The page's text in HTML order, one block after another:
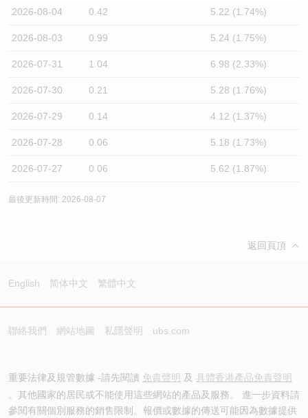
2026-08-04 0.42 5.22 (1.74%)
2026-08-03 0.99 5.24 (1.75%)
2026-07-31 1.04 6.98 (2.33%)
2026-07-30 0.21 5.28 (1.76%)
2026-07-29 0.14 4.12 (1.37%)
2026-07-28 0.06 5.18 (1.73%)
2026-07-27 0.06 5.62 (1.87%)
最後更新時間: 2026-08-07
返回頁頂
English 简体中文 繁體中文
聯絡我們 網站地圖 私隱聲明 ubs.com
重要法律及規管數據 -請先閱讀 免責聲明 及 具體香港產品免責聲明
。其他國家的居民或不能使用這些網站的產品及服務。 進一步資料請
參閱有關個別服務的銷售限制。報價或數據的傳送可能因為數據提供